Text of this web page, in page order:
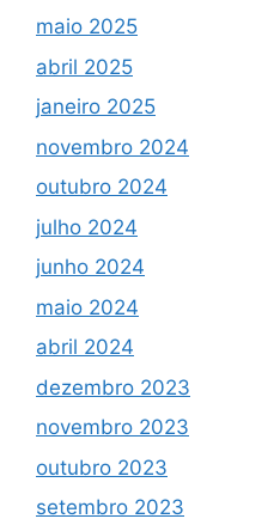
maio 2025
abril 2025
janeiro 2025
novembro 2024
outubro 2024
julho 2024
junho 2024
maio 2024
abril 2024
dezembro 2023
novembro 2023
outubro 2023
setembro 2023